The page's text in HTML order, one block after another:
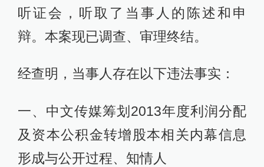
听证会，听取了当事人的陈述和申
辩。本案现已调查、审理终结。
经查明，当事人存在以下违法事实：
一、中文传媒筹划2013年度利润分配
及资本公积金转增股本相关内幕信息
形成与公开过程、知情人